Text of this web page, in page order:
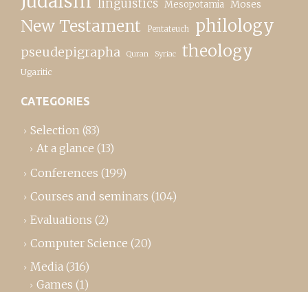
linguistics Mesopotamia Moses
New Testament Pentateuch philology
pseudepigrapha Quran Syriac theology
Ugaritic
CATEGORIES
Selection (83)
At a glance (13)
Conferences (199)
Courses and seminars (104)
Evaluations (2)
Computer Science (20)
Media (316)
Games (1)